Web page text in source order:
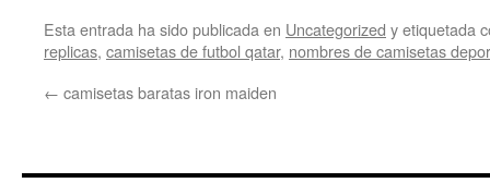
Esta entrada ha sido publicada en Uncategorized y etiquetada
replicas, camisetas de futbol qatar, nombres de camisetas
← camisetas baratas iron maiden